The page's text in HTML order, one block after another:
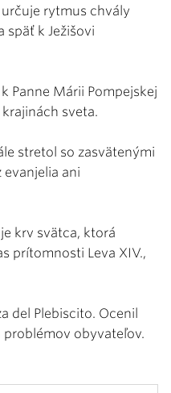
rytmus chvály
späť k Ježišovi
Panne Márii Pompejskej
sveta.
stretol so zasvätenými
ani
krv svätca, ktorá
prítomnosti Leva XIV.,
del Plebiscito. Ocenil
obyvateľov.